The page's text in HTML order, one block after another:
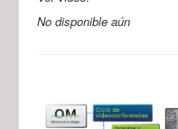
No disponible aún